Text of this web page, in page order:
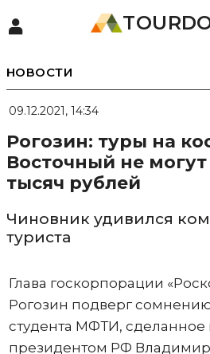
НОВОСТИ
09.12.2021, 14:34
Рогозин: туры на
Восточный не могут
тысяч рублей
Чиновник удивился
туриста
Глава госкорпорации
Рогозин подверг
студента МФТИ, сделанное
президентом РФ